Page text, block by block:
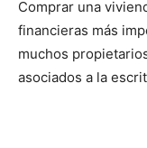
Comprar una
financieras más
muchos
asociados a la